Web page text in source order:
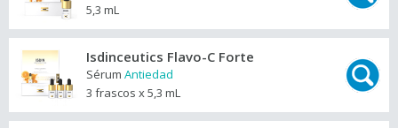
5,3 mL
Isdinceutics Flavo-C Forte
Sérum Antiedad
3 frascos x 5,3 mL